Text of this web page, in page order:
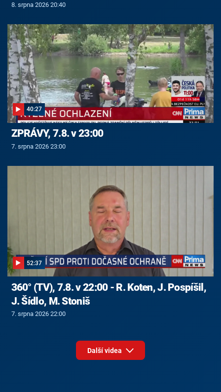
8. srpna 2026 20:40
40:27
ZPRÁVY, 7.8. v 23:00
7. srpna 2026 23:00
52:37
360° (TV), 7.8. v 22:00 - R. Koten, J. Pospíšil,
J. Šídlo, M. Stoniš
7. srpna 2026 22:00
Další videa